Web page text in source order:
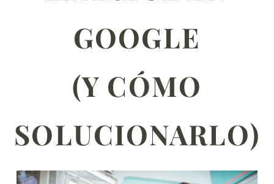
GOOGLE
(Y CÓMO
SOLUCIONARLO)